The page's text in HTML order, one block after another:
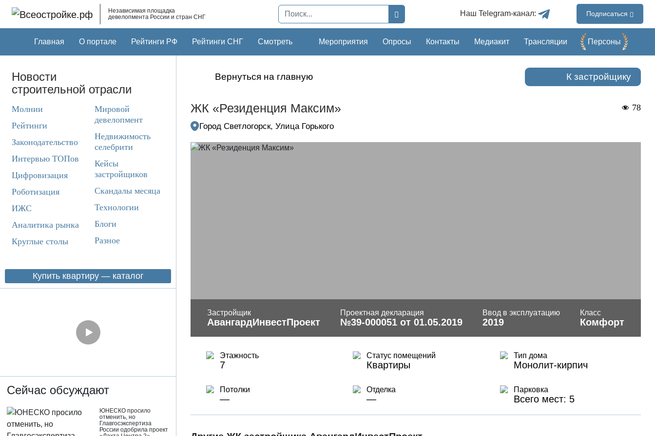
Независимая площадка
девелопмента России и стран СНГ
Наш Telegram-канал: Подписаться
Главная О портале Рейтинги РФ Рейтинги СНГ Смотреть Мероприятия Опросы Контакты Медиакит Трансляции Перcоны
Новости
строительной отрасли
Молнии
Рейтинги
Законодательство
Интервью ТОПов
Цифровизация
Роботизация
ИЖС
Аналитика рынка
Круглые столы
Мировой
девелопмент
Недвижимость
селебрити
Кейсы
застройщиков
Скандалы месяца
Технологии
Блоги
Разное
Купить квартиру — каталог
Сейчас обсуждают
ЮНЕСКО просило
отменить, но
Главгосэкспертиза
России одобрила проект
Вернуться на главную К застройщику
ЖК «Резиденция Максим» 78
Город Светлогорск, Улица Горького
Застройщик
АвангардИнвестПроект
Проектная декларация
№39-000051 от 01.05.2019
Ввод в эксплуатацию
2019
Класс
Комфорт
Этажность
7
Статус помещений
Квартиры
Тип дома
Монолит-кирпич
Потолки
—
Отделка
—
Парковка
Всего мест: 5